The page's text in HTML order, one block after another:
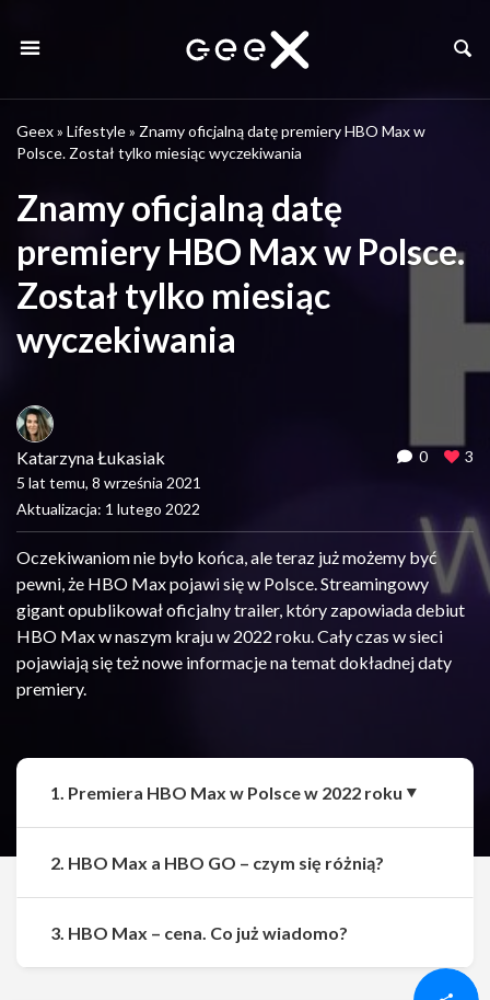
Geex» Lifestyle» Znamy oficjalną datę premiery HBO Max w
Polsce. Został tylko miesiąc wyczekiwania
Znamy oficjalną datę
premiery HBO Max w Polsce.
Został tylko miesiąc
wyczekiwania
Katarzyna Łukasiak
5 lat temu, 8 września 2021
Aktualizacja: 1 lutego 2022
0 3
Oczekiwaniom nie było końca, ale teraz już możemy być
pewni, że HBO Max pojawi się w Polsce. Streamingowy
gigant opublikował oficjalny trailer, który zapowiada debiut
HBO Max w naszym kraju w 2022 roku. Cały czas w sieci
pojawiają się też nowe informacje na temat dokładnej daty
premiery.
Udostępnij Udostępnij
1. Premiera HBO Max w Polsce w 2022 roku
2. HBO Max a HBO GO – czym się różnią?
3. HBO Max – cena. Co już wiadomo?